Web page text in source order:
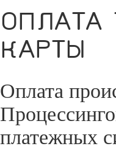
КАРТЫ
Оплата
платежных